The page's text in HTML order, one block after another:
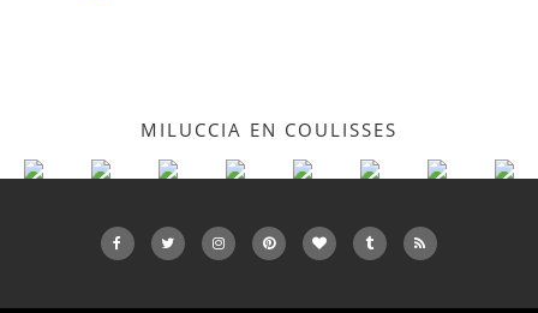
MILUCCIA EN COULISSES